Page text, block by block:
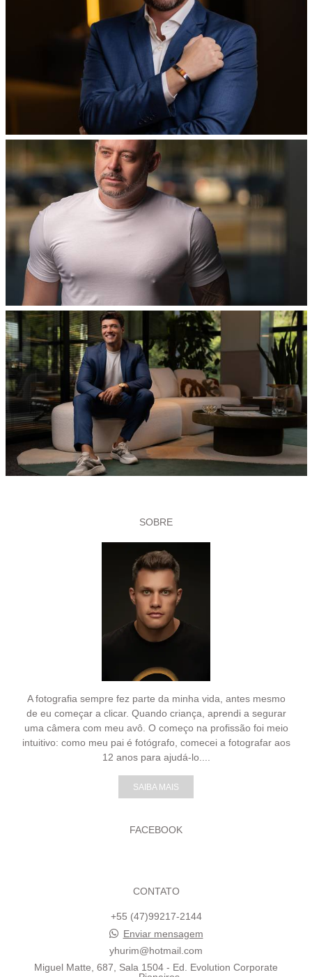
SOBRE
A fotografia sempre fez parte da minha vida, antes mesmo
de eu começar a clicar. Quando criança, aprendi a segurar
uma câmera com meu avô. O começo na profissão foi meio
intuitivo: como meu pai é fotógrafo, comecei a fotografar aos
12 anos para ajudá-lo....
SAIBA MAIS
FACEBOOK
CONTATO
+55 (47)99217-2144
Enviar mensagem
yhurim@hotmail.com
Miguel Matte, 687, Sala 1504 - Ed. Evolution Corporate